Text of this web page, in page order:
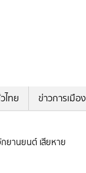
ไทย ข่าวการเมือง
ยานยนต์ เสียหาย